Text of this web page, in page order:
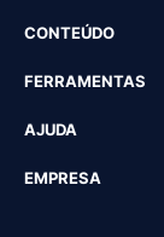
CONTEÚDO
FERRAMENTAS
AJUDA
EMPRESA